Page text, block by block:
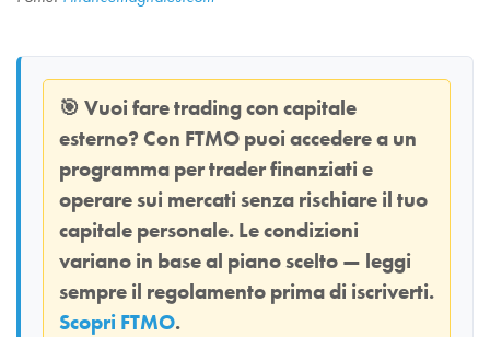
🎯 Vuoi fare trading con capitale
esterno? Con FTMO puoi accedere a un
programma per trader finanziati e
operare sui mercati senza rischiare il tuo
capitale personale. Le condizioni
variano in base al piano scelto — leggi
sempre il regolamento prima di iscriverti.
Scopri FTMO.